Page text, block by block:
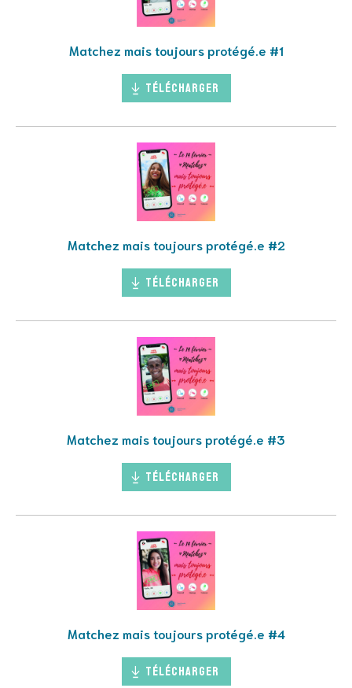
Matchez mais toujours protégé.e #1
Télécharger
Matchez mais toujours protégé.e #2
Télécharger
Matchez mais toujours protégé.e #3
Télécharger
Matchez mais toujours protégé.e #4
Télécharger